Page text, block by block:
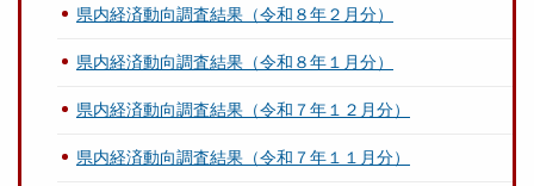
県内経済動向調査結果（令和８年２月分）
県内経済動向調査結果（令和８年１月分）
県内経済動向調査結果（令和７年１２月分）
県内経済動向調査結果（令和７年１１月分）